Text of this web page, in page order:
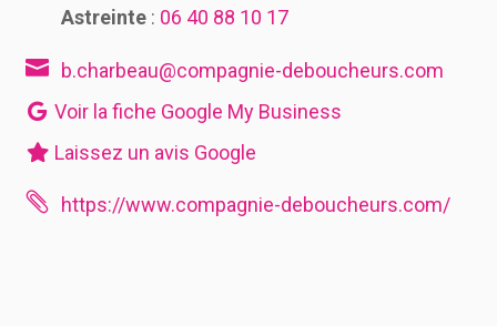
Astreinte: 06 40 88 10 17

b.charbeau@compagnie-deboucheurs.com
Voir la fiche Google My Business
Laissez un avis Google
 https://www.compagnie-deboucheurs.com/